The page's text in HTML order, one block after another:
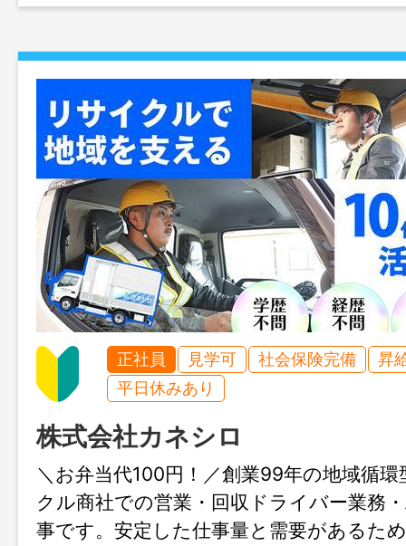
正社員 見学可 社会保険完備
昇
平日休みあり
株式会社カネシロ
＼お弁当代100円！／創業99年の地域循
クル商社での営業・回収ドライバー業務
事です。安定した仕事量と需要があるた